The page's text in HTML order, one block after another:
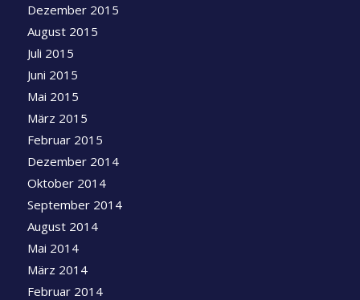
Dezember 2015
August 2015
Juli 2015
Juni 2015
Mai 2015
März 2015
Februar 2015
Dezember 2014
Oktober 2014
September 2014
August 2014
Mai 2014
März 2014
Februar 2014